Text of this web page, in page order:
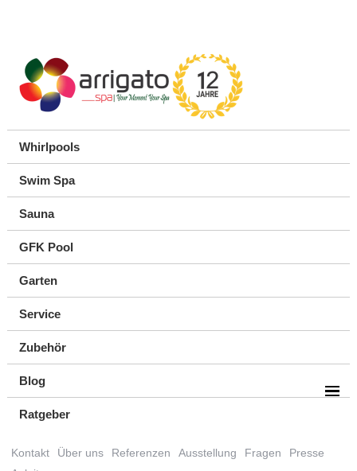
Whirlpools
Swim Spa
Sauna
GFK Pool
Garten
Service
Zubehör
Blog
Ratgeber
Kontakt Über uns Referenzen Ausstellung Fragen
Presse